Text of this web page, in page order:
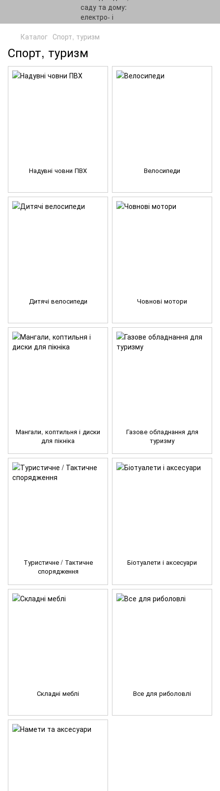
Каталог Спорт, туризм
Спорт, туризм
Надувні човни ПВХ Велосипеди
Дитячі велосипеди Човнові мотори
Мангали, коптильня і диски
для пікніка
Газове обладнання для
туризму
Туристичне / Тактичне
спорядження
Біотуалети і аксесуари
Складні меблі Все для риболовлі